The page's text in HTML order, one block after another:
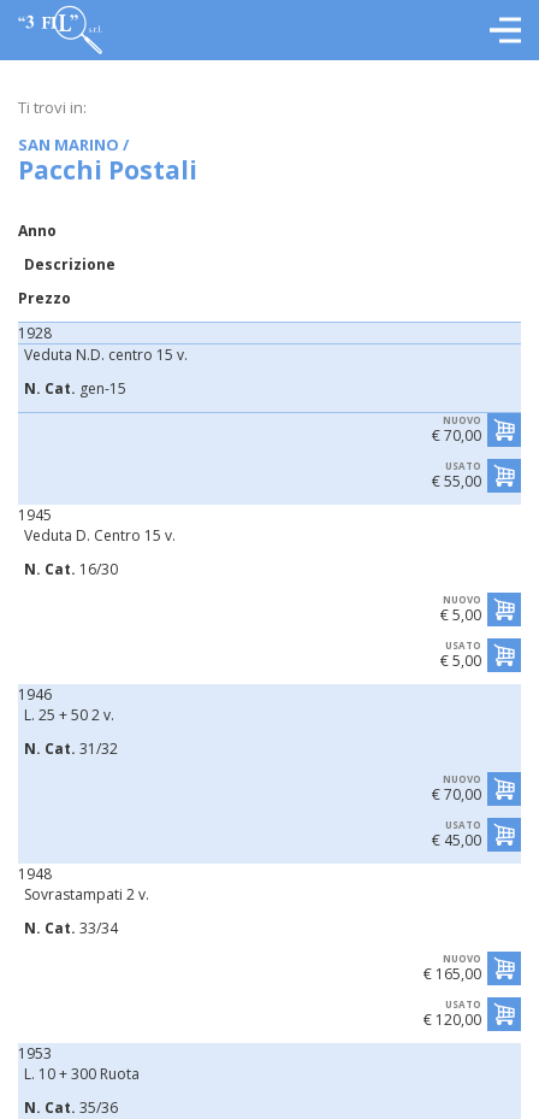
Ti trovi in:
SAN MARINO /
Pacchi Postali
Anno
Descrizione
Prezzo
1928
Veduta N.D. centro 15 v.
N. Cat. gen-15
NUOVO
€ 70,00
USATO
€ 55,00
1945
Veduta D. Centro 15 v.
N. Cat. 16/30
NUOVO
€ 5,00
USATO
€ 5,00
1946
L. 25 + 50 2 v.
N. Cat. 31/32
NUOVO
€ 70,00
USATO
€ 45,00
1948
Sovrastampati 2 v.
N. Cat. 33/34
NUOVO
€ 165,00
USATO
€ 120,00
1953
L. 10 + 300 Ruota
N. Cat. 35/36